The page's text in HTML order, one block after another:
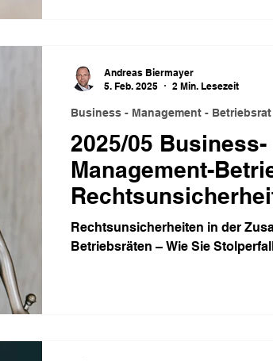
2025/05 Business-
Management-
Zusammenarbeit
Rechtsunsicherheiten in der
Betriebsräten – Wie Sie
Business - Management - Betriebsrat
Andreas Biermayer
5. Feb. 2025
2 Min. Lesezeit